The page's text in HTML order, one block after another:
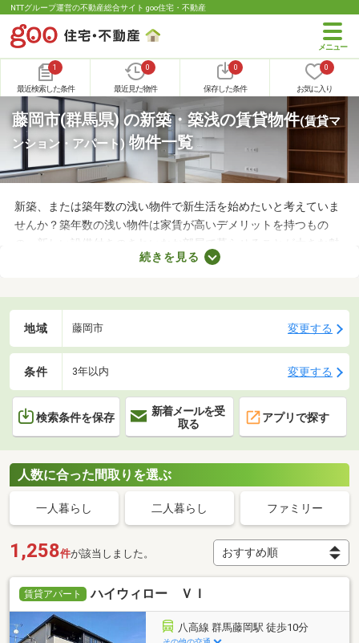
NTTグループ運営の不動産総合サイト goo住宅・不動産
1
最近検索した条件
0
最近見た物件
0
保存した条件
0
お気に入り
藤岡市(群馬県) の新築・築浅の賃貸物件(賃貸マ
ンション・アパート) 物件一覧
新築、または築年数の浅い物件で新生活を始めたいと考えていま
せんか？築年数の浅い物件は家賃が高いデメリットを持つもの
の、新しい設備付きのきれいなお部屋で暮らせることが大きな魅
力。なかには家賃を抑えた物件もあるので、無理なく借りられる
なるお部屋を見つけてみてください。
続きを見る
地域 藤岡市 変更する
条件 3年以内 変更する
検索条件を保存
新着メールを受
取る
アプリで探す
人数に合った間取りを選ぶ
一人暮らし 二人暮らし ファミリー
1,258件が該当しました。
賃貸アパート ハイウィロー ＶＩ
八高線 群馬藤岡駅 徒歩10分